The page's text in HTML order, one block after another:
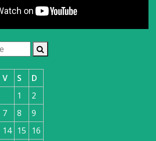
V S
D
1
2
7 8
9
14 15 16